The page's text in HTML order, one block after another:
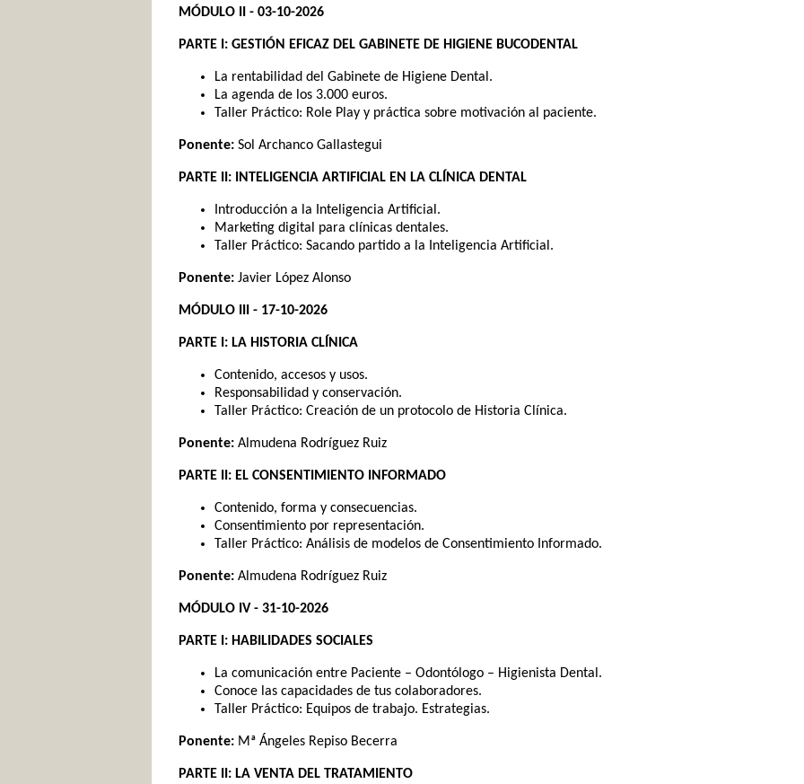
MÓDULO II - 03-10-2026
PARTE I: GESTIÓN EFICAZ DEL GABINETE DE HIGIENE BUCODENTAL
La rentabilidad del Gabinete de Higiene Dental.
La agenda de los 3.000 euros.
Taller Práctico: Role Play y práctica sobre motivación al paciente.
Ponente: Sol Archanco Gallastegui
PARTE II: INTELIGENCIA ARTIFICIAL EN LA CLÍNICA DENTAL
Introducción a la Inteligencia Artificial.
Marketing digital para clínicas dentales.
Taller Práctico: Sacando partido a la Inteligencia Artificial.
Ponente: Javier López Alonso
MÓDULO III - 17-10-2026
PARTE I: LA HISTORIA CLÍNICA
Contenido, accesos y usos.
Responsabilidad y conservación.
Taller Práctico: Creación de un protocolo de Historia Clínica.
Ponente: Almudena Rodríguez Ruiz
PARTE II: EL CONSENTIMIENTO INFORMADO
Contenido, forma y consecuencias.
Consentimiento por representación.
Taller Práctico: Análisis de modelos de Consentimiento Informado.
Ponente: Almudena Rodríguez Ruiz
MÓDULO IV - 31-10-2026
PARTE I: HABILIDADES SOCIALES
La comunicación entre Paciente – Odontólogo – Higienista Dental.
Conoce las capacidades de tus colaboradores.
Taller Práctico: Equipos de trabajo. Estrategias.
Ponente: Mª Ángeles Repiso Becerra
PARTE II: LA VENTA DEL TRATAMIENTO